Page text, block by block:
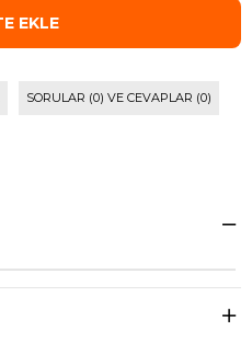
SORULAR (0) VE CEVAPLAR (0)